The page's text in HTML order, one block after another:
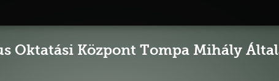
Oktatási Központ Tompa Mihály